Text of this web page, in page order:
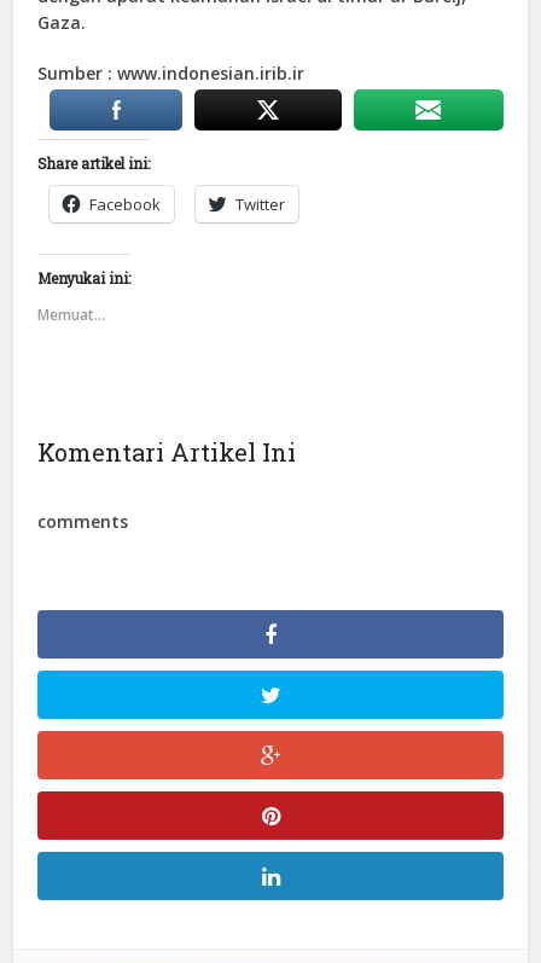
Gaza.
Sumber : www.indonesian.irib.ir
Share artikel ini:
Facebook Twitter
Menyukai ini:
Memuat...
Komentari Artikel Ini
comments